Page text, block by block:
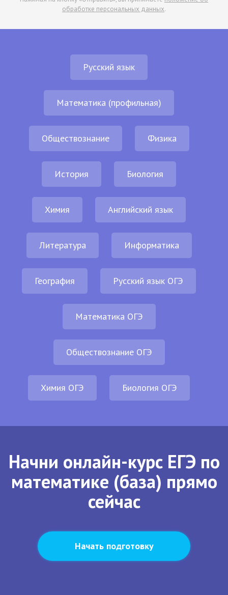
обработке персональных данных.
Русский язык
Математика (профильная)
Обществознание Физика
История Биология
Химия Английский язык
Литература Информатика
География Русский язык ОГЭ
Математика ОГЭ
Обществознание ОГЭ
Химия ОГЭ Биология ОГЭ
Начни онлайн-курс ЕГЭ по
математике (база) прямо
сейчас
Начать подготовку